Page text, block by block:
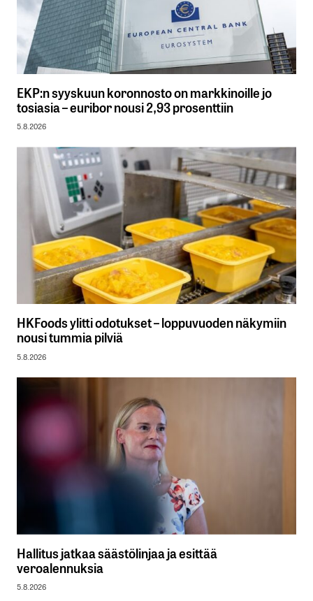
EKP:n syyskuun koronnosto on markkinoille jo
tosiasia – euribor nousi 2,93 prosenttiin
5.8.2026
HKFoods ylitti odotukset – loppuvuoden näkymiin
nousi tummia pilviä
5.8.2026
Hallitus jatkaa säästölinjaa ja esittää
veroalennuksia
5.8.2026